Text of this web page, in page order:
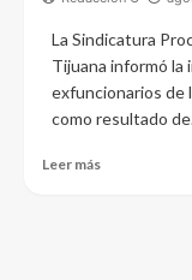
La Sindicatura
Tijuana informó la
exfuncionarios de
como resultado
Leer más